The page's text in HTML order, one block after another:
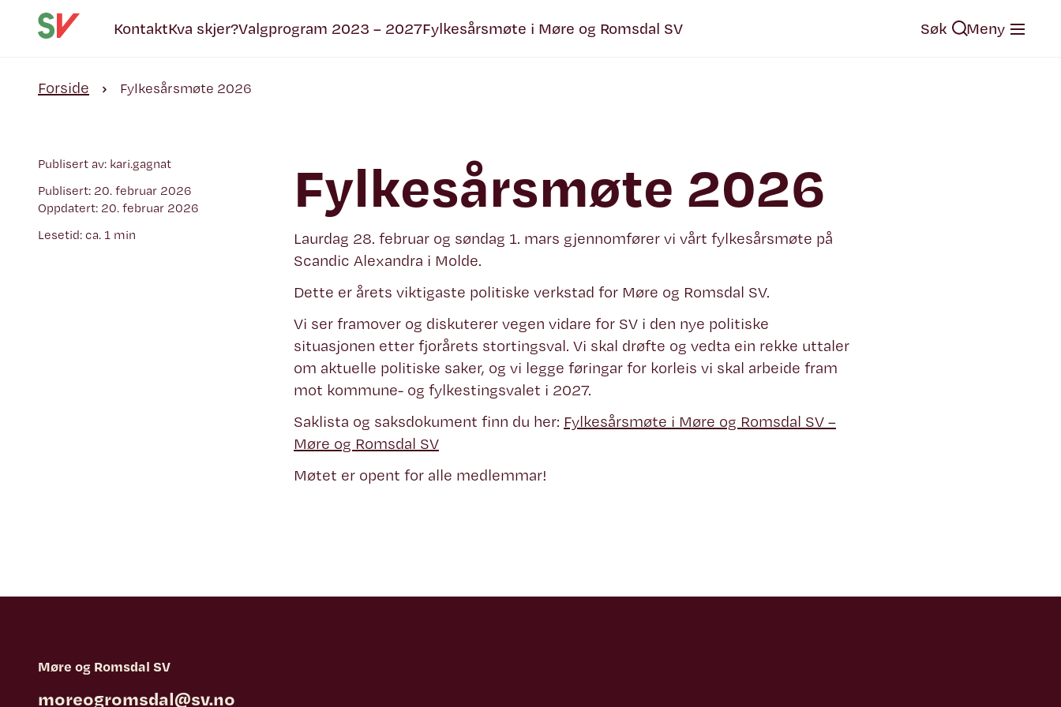
KontaktKva skjer?Valgprogram 2023 – 2027Fylkesårsmøte i Møre og Romsdal SV Søk Meny
Forside Fylkesårsmøte 2026
Publisert av: kari.gagnat
Publisert: 20. februar 2026
Oppdatert: 20. februar 2026
Lesetid: ca. 1 min
Fylkesårsmøte 2026
Laurdag 28. februar og søndag 1. mars gjennomfører vi vårt fylkesårsmøte på
Scandic Alexandra i Molde.
Dette er årets viktigaste politiske verkstad for Møre og Romsdal SV.
Vi ser framover og diskuterer vegen vidare for SV i den nye politiske
situasjonen etter fjorårets stortingsval. Vi skal drøfte og vedta ein rekke uttaler
om aktuelle politiske saker, og vi legge føringar for korleis vi skal arbeide fram
mot kommune- og fylkestingsvalet i 2027.
Saklista og saksdokument finn du her: Fylkesårsmøte i Møre og Romsdal SV –
Møre og Romsdal SV
Møtet er opent for alle medlemmar!
Møre og Romsdal SV
moreogromsdal@sv.no